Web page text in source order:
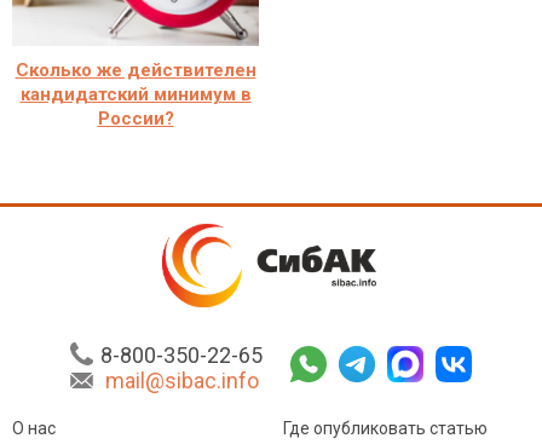
Сколько же действителен
кандидатский минимум в
России?
8-800-350-22-65
mail@sibac.info
О нас
Где опубликовать статью